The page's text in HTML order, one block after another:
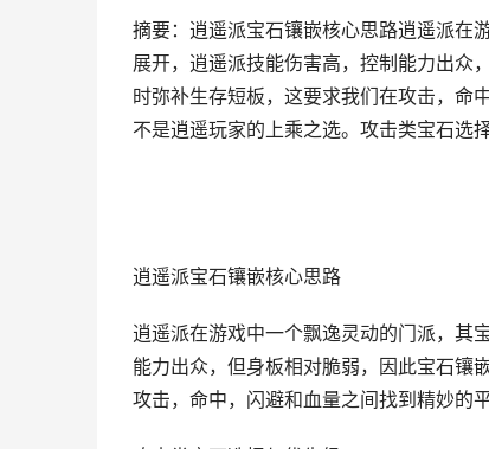
摘要：逍遥派宝石镶嵌核心思路逍遥派在
展开，逍遥派技能伤害高，控制能力出众
时弥补生存短板，这要求我们在攻击，命
不是逍遥玩家的上乘之选。攻击类宝石选
逍遥派宝石镶嵌核心思路
逍遥派在游戏中一个飘逸灵动的门派，其
能力出众，但身板相对脆弱，因此宝石镶
攻击，命中，闪避和血量之间找到精妙的